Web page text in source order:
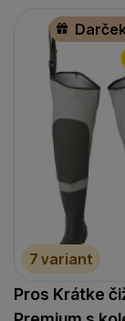
7 variant
Pros Krátke